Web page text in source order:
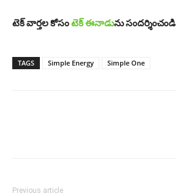
టెక్ వార్తల కోసంటెక్ ఈనాడును సందర్శించండి
TAGS Simple Energy Simple One
Previous article